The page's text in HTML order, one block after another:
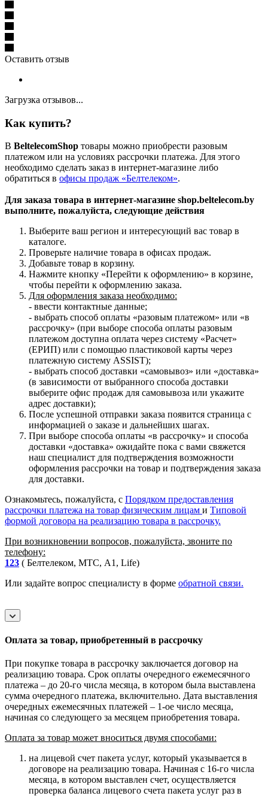
Оставить отзыв
Загрузка отзывов...
Как купить?
В BeltelecomShop товары можно приобрести разовым
платежом или на условиях рассрочки платежа. Для этого
необходимо сделать заказ в интернет-магазине либо
обратиться в офисы продаж «Белтелеком».
Для заказа товара в интернет-магазине shop.beltelecom.by
выполните, пожалуйста, следующие действия
Выберите ваш регион и интересующий вас товар в
каталоге.
Проверьте наличие товара в офисах продаж.
Добавьте товар в корзину.
Нажмите кнопку «Перейти к оформлению» в корзине,
чтобы перейти к оформлению заказа.
Для оформления заказа необходимо:
- ввести контактные данные;
- выбрать способ оплаты «разовым платежом» или «в
рассрочку» (при выборе способа оплаты разовым
платежом доступна оплата через систему «Расчет»
(ЕРИП) или с помощью пластиковой карты через
платежную систему ASSIST);
- выбрать способ доставки «самовывоз» или «доставка»
(в зависимости от выбранного способа доставки
выберите офис продаж для самовывоза или укажите
адрес доставки);
После успешной отправки заказа появится страница с
информацией о заказе и дальнейших шагах.
При выборе способа оплаты «в рассрочку» и способа
доставки «доставка» ожидайте пока с вами свяжется
наш специалист для подтверждения возможности
оформления рассрочки на товар и подтверждения заказа
для доставки.
Ознакомьтесь, пожалуйста, с Порядком предоставления
рассрочки платежа на товар физическим лицам и Типовой
формой договора на реализацию товара в рассрочку.
При возникновении вопросов, пожалуйста, звоните по
телефону:
123 ( Белтелеком, МТС, A1, Life)
Или задайте вопрос специалисту в форме обратной связи.
Оплата за товар, приобретенный в рассрочку
При покупке товара в рассрочку заключается договор на
реализацию товара. Срок оплаты очередного ежемесячного
платежа – до 20-го числа месяца, в котором была выставлена
сумма очередного платежа, включительно. Дата выставления
очередных ежемесячных платежей – 1-ое число месяца,
начиная со следующего за месяцем приобретения товара.
Оплата за товар может вноситься двумя способами:
на лицевой счет пакета услуг, который указывается в
договоре на реализацию товара. Начиная с 16-го числа
месяца, в котором выставлен счет, осуществляется
проверка баланса лицевого счета пакета услуг раз в